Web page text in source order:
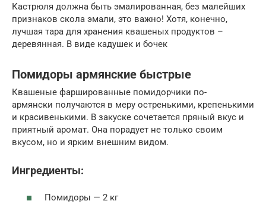
Кастрюля должна быть эмалированная, без малейших
признаков скола эмали, это важно! Хотя, конечно,
лучшая тара для хранения квашеных продуктов –
деревянная. В виде кадушек и бочек
Помидоры армянские быстрые
Квашеные фаршированные помидорчики по-
армянски получаются в меру остренькими, крепенькими
и красивенькими. В закуске сочетается пряный вкус и
приятный аромат. Она порадует не только своим
вкусом, но и ярким внешним видом.
Ингредиенты:
Помидоры — 2 кг